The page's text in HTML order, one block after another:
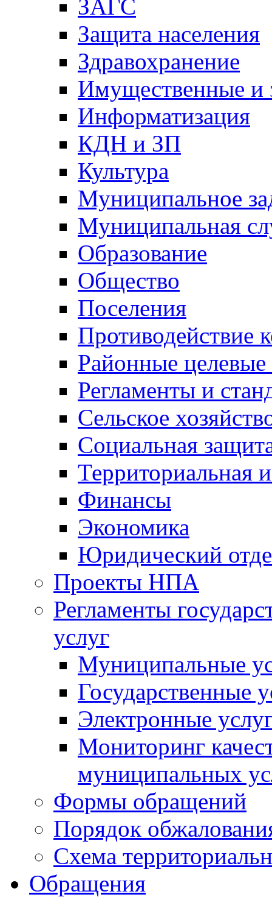
ЗАГС
Защита населения
Здравохранение
Имущественные и
Информатизация
КДН и ЗП
Культура
Муниципальное
Муниципальная
Образование
Общество
Поселения
Противодействие
Районные
Регламенты и
Сельское
Социальная
Территориальная
Финансы
Экономика
Юридический
Проекты НПА
Регламенты
услуг
Муниципальные
Государственные
Электронные
Мониторинг
муниципальных
Формы обращений
Порядок
Схема
Обращения